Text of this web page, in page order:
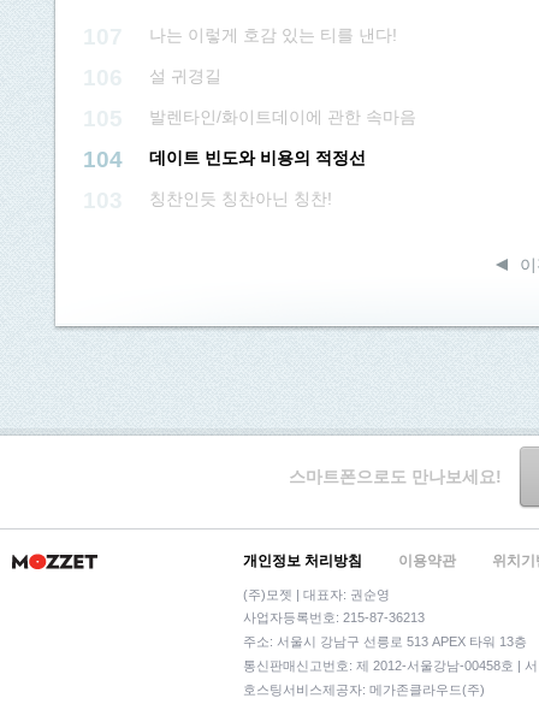
나는 이렇게 호감 있는 티를 낸다!
설 귀경길
발렌타인/화이트데이에 관한 속마음
104 데이트 빈도와 비용의 적정선
칭찬인듯 칭찬아닌 칭찬!
스마트폰으로도 만나보세요!
개인정보 처리방침 이용약관 위치
(주)모젯 | 대표자: 권순영
사업자등록번호: 215-87-36213
주소: 서울시 강남구 선릉로 513 APEX 타워 13층
통신판매신고번호: 제 2012-서울강남-00458호 |
호스팅서비스제공자: 메가존클라우드(주)